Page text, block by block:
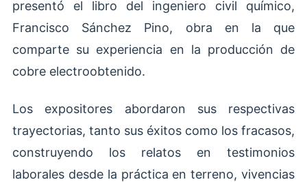
presentó el libro del ingeniero civil químico,
Francisco Sánchez Pino, obra en la que
comparte su experiencia en la producción de
cobre electroobtenido.
Los expositores abordaron sus respectivas
trayectorias, tanto sus éxitos como los fracasos,
construyendo los relatos en testimonios
laborales desde la práctica en terreno, vivencias